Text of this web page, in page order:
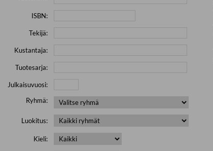
ISBN:
Tekijä:
Kustantaja:
Tuotesarja:
Julkaisuvuosi:
Ryhmä:
Luokitus:
Kieli: